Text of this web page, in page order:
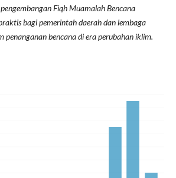
Fiqh Muamalah Bencana
bagi pemerintah daerah dan lembaga
penanganan bencana di era perubahan iklim.